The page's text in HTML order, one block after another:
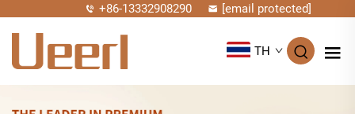
+86-13332908290 [email protected]
TH